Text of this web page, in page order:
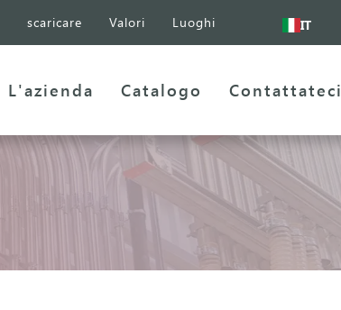
scaricare Valori Luoghi IT
L'azienda Catalogo Contattateci